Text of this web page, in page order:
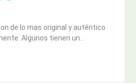
de lo mas original y auténtico
Algunos tienen un...